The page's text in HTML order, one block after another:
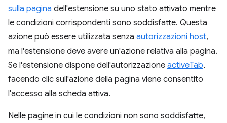
sulla pagina dell'estensione su uno stato attivato mentre
le condizioni corrispondenti sono soddisfatte. Questa
azione può essere utilizzata senza autorizzazioni host,
ma l'estensione deve avere un'azione relativa alla pagina.
Se l'estensione dispone dell'autorizzazione activeTab,
facendo clic sull'azione della pagina viene consentito
l'accesso alla scheda attiva.
Nelle pagine in cui le condizioni non sono soddisfatte,